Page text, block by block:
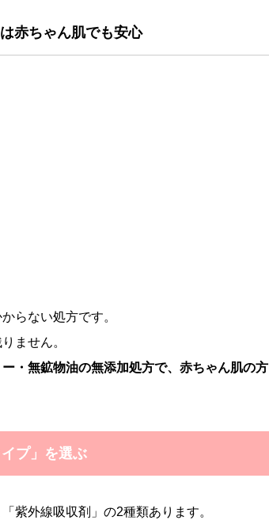
赤ちゃん肌でも安心
らない処方です。
ません。
・無鉱物油の無添加処方で、赤ちゃん肌の方
プ」を選ぶ
紫外線吸収剤」の2種類あります。